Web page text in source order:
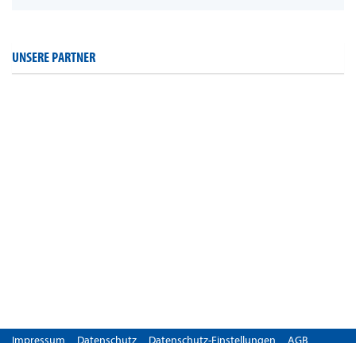
UNSERE PARTNER